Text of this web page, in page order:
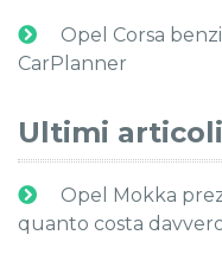
Opel Corsa
CarPlanner
Ultimi articoli
Opel Mokka
quanto costa